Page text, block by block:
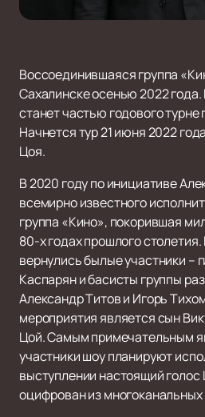
Воссоединившаяся группа
Сахалинске осенью 2022 года.
станет частью годового турне
Начнется тур 21 июня 2022
Цоя.
В 2020 году по инициативе
всемирно известного
группа «Кино», покорившая
80-х годах прошлого столетия.
вернулись былые участники –
Каспарян и басисты группы
Александр Титов и Игорь
мероприятия является сын
Цой. Самым примечательным
участники шоу планируют
выступлении настоящий голос
оцифрован из